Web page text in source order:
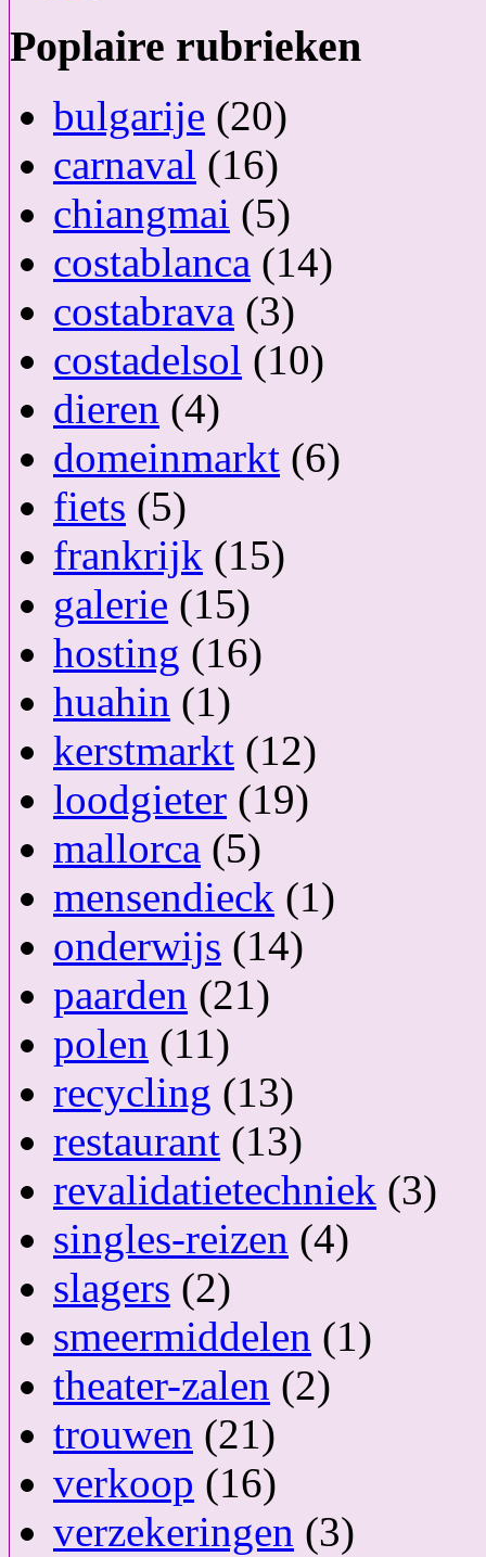
Poplaire rubrieken
bulgarije (20)
carnaval (16)
chiangmai (5)
costablanca (14)
costabrava (3)
costadelsol (10)
dieren (4)
domeinmarkt (6)
fiets (5)
frankrijk (15)
galerie (15)
hosting (16)
huahin (1)
kerstmarkt (12)
loodgieter (19)
mallorca (5)
mensendieck (1)
onderwijs (14)
paarden (21)
polen (11)
recycling (13)
restaurant (13)
revalidatietechniek (3)
singles-reizen (4)
slagers (2)
smeermiddelen (1)
theater-zalen (2)
trouwen (21)
verkoop (16)
verzekeringen (3)